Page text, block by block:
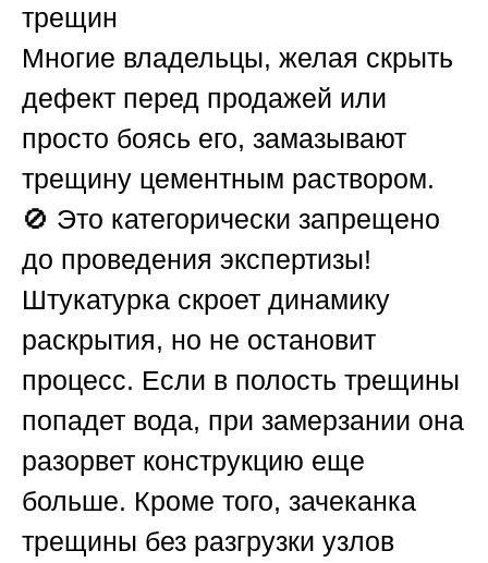
трещин
Многие владельцы, желая скрыть
дефект перед продажей или
просто боясь его, замазывают
трещину цементным раствором.
🚫 Это категорически запрещено
до проведения экспертизы!
Штукатурка скроет динамику
раскрытия, но не остановит
процесс. Если в полость трещины
попадет вода, при замерзании она
разорвет конструкцию еще
больше. Кроме того, зачеканка
трещины без разгрузки узлов